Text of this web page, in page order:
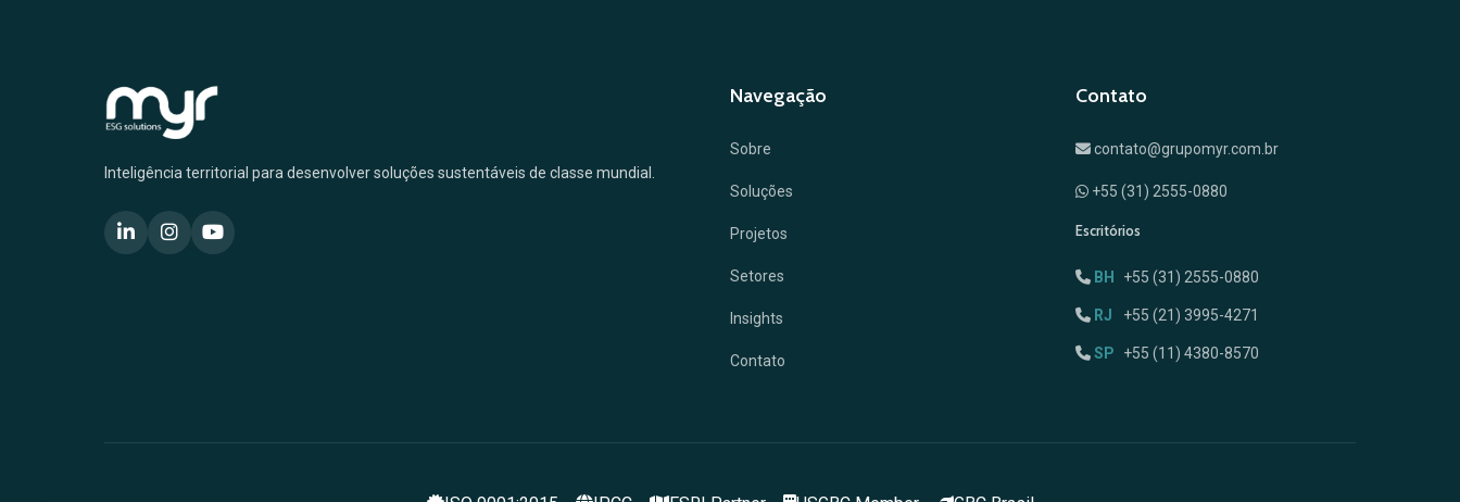
Inteligência territorial para desenvolver soluções sustentáveis de classe mundial.
Navegação
Sobre
Soluções
Projetos
Setores
Insights
Contato
Contato
contato@grupomyr.com.br
+55 (31) 2555-0880
Escritórios
BH +55 (31) 2555-0880
RJ +55 (21) 3995-4271
SP +55 (11) 4380-8570